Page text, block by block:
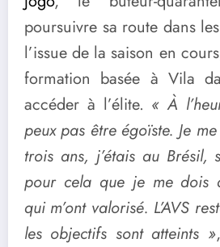
poursuivre sa route dans
l’issue de la saison en
formation basée à Vila
accéder à l’élite. « À
peux pas être égoïste. Je
trois ans, j’étais au Brésil,
pour cela que je me dois
qui m’ont valorisé. L’AVS
les objectifs sont atteints »